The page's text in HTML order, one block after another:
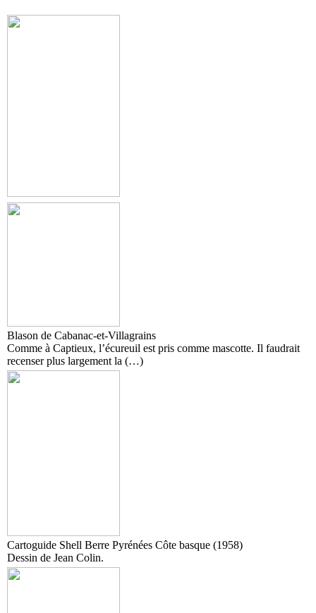
Blason de Cabanac-et-Villagrains
Comme à Captieux, l’écureuil est pris comme mascotte. Il faudrait
recenser plus largement la (…)
Cartoguide Shell Berre Pyrénées Côte basque (1958)
Dessin de Jean Colin.